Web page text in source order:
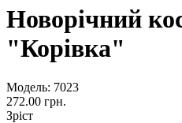
Новорічний
"Корівка"
Модель: 7023
272.00 грн.
Зріст